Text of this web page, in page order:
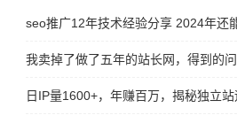
seo推广12年技术经验分享 2024年还
我卖掉了做了五年的站长网，得到的
日IP量1600+，年赚百万，揭秘独立站